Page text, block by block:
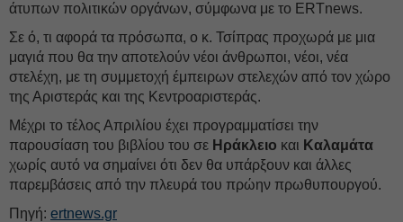
άτυπων πολιτικών οργάνων, σύμφωνα με το ERTnews.
Σε ό, τι αφορά τα πρόσωπα, ο κ. Τσίπρας προχωρά με μια
μαγιά που θα την αποτελούν νέοι άνθρωποι, νέοι, νέα
στελέχη, με τη συμμετοχή έμπειρων στελεχών από τον χώρο
της Αριστεράς και της Κεντροαριστεράς.
Μέχρι το τέλος Απριλίου έχει προγραμματίσει την
παρουσίαση του βιβλίου του σε Ηράκλειο και Καλαμάτα
χωρίς αυτό να σημαίνει ότι δεν θα υπάρξουν και άλλες
παρεμβάσεις από την πλευρά του πρώην πρωθυπουργού.
Πηγή: ertnews.gr